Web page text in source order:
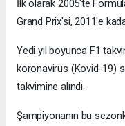
İlk olarak 2005'te
Grand Prix'si, 2011'e
Yedi yıl boyunca F1
koronavirüs (Kovid-19)
takvimine alındı.
Şampiyonanın bu